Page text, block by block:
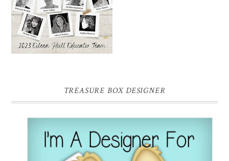
TREASURE BOX DESIGNER